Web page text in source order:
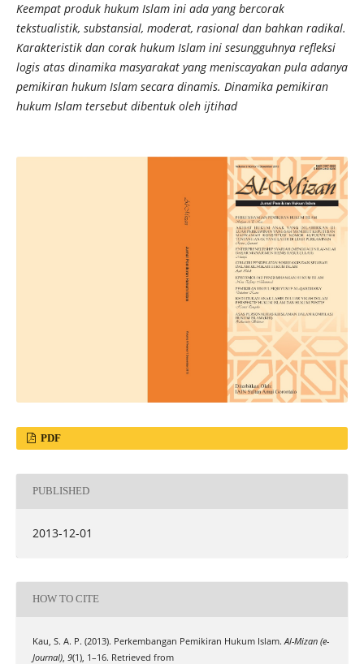
Keempat produk hukum Islam ini ada yang bercorak
tekstualistik, substansial, moderat, rasional dan bahkan radikal.
Karakteristik dan corak hukum Islam ini sesungguhnya refleksi
logis atas dinamika masyarakat yang meniscayakan pula adanya
pemikiran hukum Islam secara dinamis. Dinamika pemikiran
hukum Islam tersebut dibentuk oleh ijtihad
PDF
PUBLISHED
2013-12-01
HOW TO CITE
Kau, S. A. P. (2013). Perkembangan Pemikiran Hukum Islam. Al-Mizan (e-
Journal), 9(1), 1–16. Retrieved from